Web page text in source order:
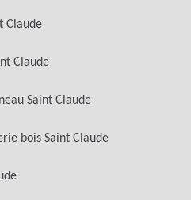
Claude
Claude
Saint Claude
bois Saint Claude